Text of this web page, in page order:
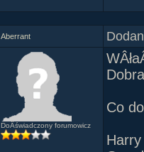
[Phil
Aberrant
DoÂświadczony forumowicz
Co